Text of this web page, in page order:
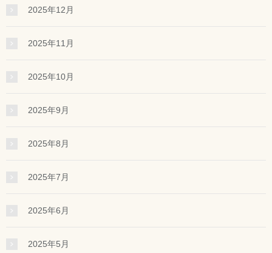
2025年12月
2025年11月
2025年10月
2025年9月
2025年8月
2025年7月
2025年6月
2025年5月